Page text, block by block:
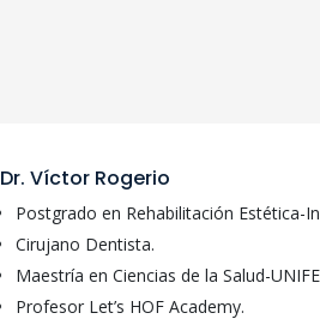
Dr. Víctor Rogerio
Postgrado en Rehabilitación Estética-
Cirujano Dentista.
Maestría en Ciencias de la Salud-
Profesor Let’s HOF Academy.